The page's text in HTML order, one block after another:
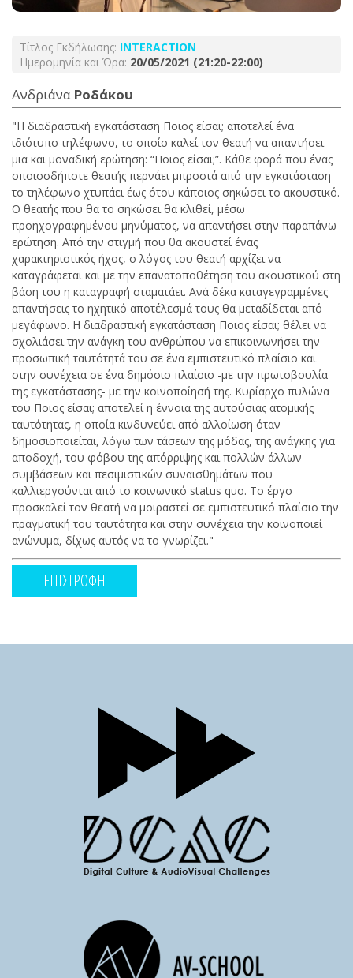
Τίτλος Εκδήλωσης: INTERACTION
Ημερομηνία και Ώρα: 20/05/2021 (21:20-22:00)
Ανδριάνα Ροδάκου
"Η διαδραστική εγκατάσταση Ποιος είσαι; αποτελεί ένα
ιδιότυπο τηλέφωνο, το οποίο καλεί τον θεατή να απαντήσει
μια και μοναδική ερώτηση: “Ποιος είσαι;”. Κάθε φορά που ένας
οποιοσδήποτε θεατής περνάει μπροστά από την εγκατάσταση
το τηλέφωνο χτυπάει έως ότου κάποιος σηκώσει το ακουστικό.
Ο θεατής που θα το σηκώσει θα κλιθεί, μέσω
προηχογραφημένου μηνύματος, να απαντήσει στην παραπάνω
ερώτηση. Από την στιγμή που θα ακουστεί ένας
χαρακτηριστικός ήχος, ο λόγος του θεατή αρχίζει να
καταγράφεται και με την επανατοποθέτηση του ακουστικού στη
βάση του η καταγραφή σταματάει. Ανά δέκα καταγεγραμμένες
απαντήσεις το ηχητικό αποτέλεσμά τους θα μεταδίδεται από
μεγάφωνο. Η διαδραστική εγκατάσταση Ποιος είσαι; θέλει να
σχολιάσει την ανάγκη του ανθρώπου να επικοινωνήσει την
προσωπική ταυτότητά του σε ένα εμπιστευτικό πλαίσιο και
στην συνέχεια σε ένα δημόσιο πλαίσιο -με την πρωτοβουλία
της εγκατάστασης- με την κοινοποίησή της. Κυρίαρχο πυλώνα
του Ποιος είσαι; αποτελεί η έννοια της αυτούσιας ατομικής
ταυτότητας, η οποία κινδυνεύει από αλλοίωση όταν
δημοσιοποιείται, λόγω των τάσεων της μόδας, της ανάγκης για
αποδοχή, του φόβου της απόρριψης και πολλών άλλων
συμβάσεων και πεσιμιστικών συναισθημάτων που
καλλιεργούνται από το κοινωνικό status quo. Το έργο
προσκαλεί τον θεατή να μοιραστεί σε εμπιστευτικό πλαίσιο την
πραγματική του ταυτότητα και στην συνέχεια την κοινοποιεί
ανώνυμα, δίχως αυτός να το γνωρίζει."
ΕΠΙΣΤΡΟΦΗ